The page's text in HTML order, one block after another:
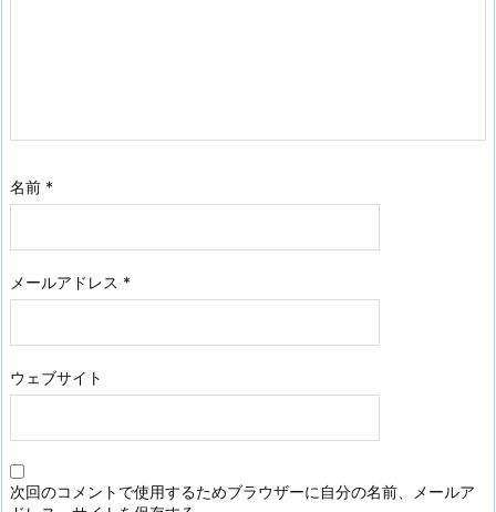
名前 *
メールアドレス *
ウェブサイト
次回のコメントで使用するためブラウザーに自分の名前、メールア